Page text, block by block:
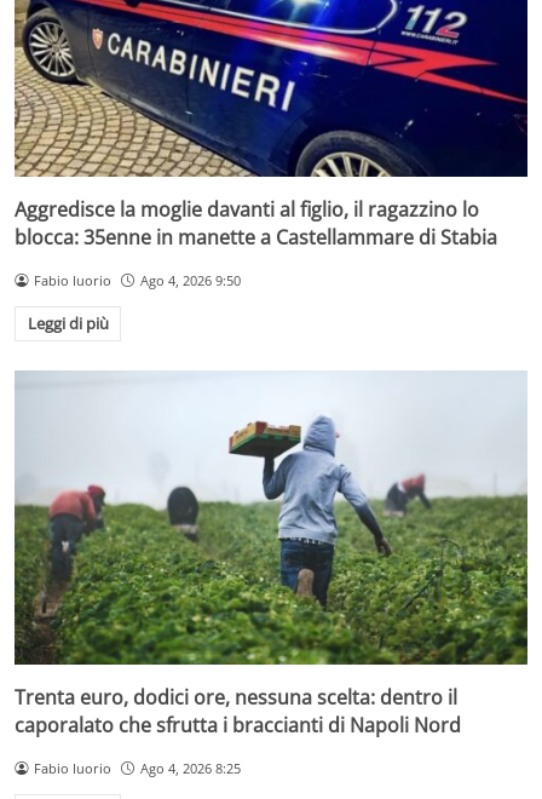
Aggredisce la moglie davanti al figlio, il ragazzino lo
blocca: 35enne in manette a Castellammare di Stabia
Fabio Iuorio Ago 4, 2026 9:50
Leggi di più
Trenta euro, dodici ore, nessuna scelta: dentro il
caporalato che sfrutta i braccianti di Napoli Nord
Fabio Iuorio Ago 4, 2026 8:25